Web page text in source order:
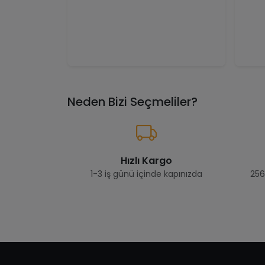
Neden Bizi Seçmeliler?
Hızlı Kargo
1-3 iş günü içinde kapınızda